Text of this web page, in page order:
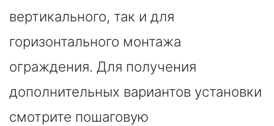
вертикального, так и для
горизонтального монтажа
ограждения. Для получения
дополнительных вариантов установки
смотрите пошаговую